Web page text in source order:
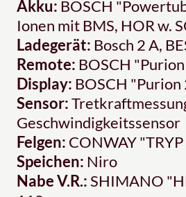
Akku: BOSCH
Ionen mit BMS, HOR w.
Ladegerät: Bosch 2 A,
Remote: BOSCH
Display: BOSCH "Purion
Sensor:
Geschwindigkeitssensor
Felgen: CONWAY
Speichen: Niro
Nabe V.R.:SHIMANO